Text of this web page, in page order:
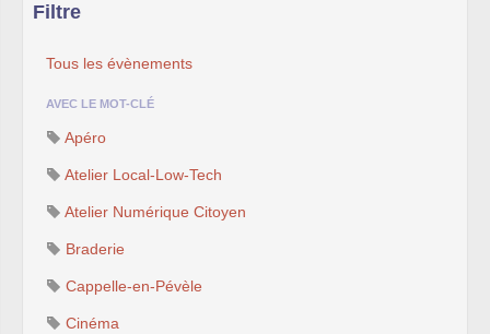
Filtre
Tous les évènements
AVEC LE MOT-CLÉ
Apéro
Atelier Local-Low-Tech
Atelier Numérique Citoyen
Braderie
Cappelle-en-Pévèle
Cinéma